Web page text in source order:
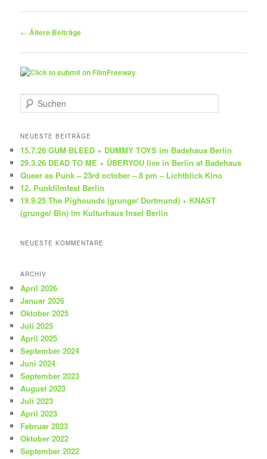
Beitragsnavigation
← Ältere Beiträge
u
h
n
NEUESTE BEITRÄGE
15.7.26 GUM BLEED + DUMMY TOYS im Badehaus Berlin
29.3.26 DEAD TO ME + ÜBERYOU live in Berlin at Badehaus
Queer as Punk – 23rd october – 8 pm – Lichtblick Kino
12. Punkfilmfest Berlin
19.9.25 The Pighounds (grunge/ Dortmund) + KNAST
(grunge/ Bln) im Kulturhaus Insel Berlin
NEUESTE KOMMENTARE
ARCHIV
April 2026
Januar 2026
Oktober 2025
Juli 2025
April 2025
September 2024
Juni 2024
September 2023
August 2023
Juli 2023
April 2023
Februar 2023
Oktober 2022
September 2022